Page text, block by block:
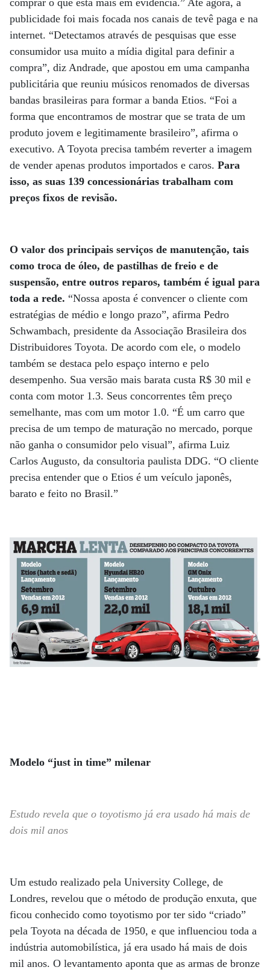
publicidade foi mais focada nos canais de tevê paga e na
internet. “Detectamos através de pesquisas que esse
consumidor usa muito a mídia digital para definir a
compra”, diz Andrade, que apostou em uma campanha
publicitária que reuniu músicos renomados de diversas
bandas brasileiras para formar a banda Etios. “Foi a
forma que encontramos de mostrar que se trata de um
produto jovem e legitimamente brasileiro”, afirma o
executivo. A Toyota precisa também reverter a imagem
de vender apenas produtos importados e caros. Para
isso, as suas 139 concessionárias trabalham com
preços fixos de revisão.
O valor dos principais serviços de manutenção, tais
como troca de óleo, de pastilhas de freio e de
suspensão, entre outros reparos, também é igual para
toda a rede. “Nossa aposta é convencer o cliente com
estratégias de médio e longo prazo”, afirma Pedro
Schwambach, presidente da Associação Brasileira dos
Distribuidores Toyota. De acordo com ele, o modelo
também se destaca pelo espaço interno e pelo
desempenho. Sua versão mais barata custa R$ 30 mil e
conta com motor 1.3. Seus concorrentes têm preço
semelhante, mas com um motor 1.0. “É um carro que
precisa de um tempo de maturação no mercado, porque
não ganha o consumidor pelo visual”, afirma Luiz
Carlos Augusto, da consultoria paulista DDG. “O cliente
precisa entender que o Etios é um veículo japonês,
barato e feito no Brasil.”
Modelo “just in time” milenar
Estudo revela que o toyotismo já era usado há mais de
dois mil anos
Um estudo realizado pela University College, de
Londres, revelou que o método de produção enxuta, que
ficou conhecido como toyotismo por ter sido “criado”
pela Toyota na década de 1950, e que influenciou toda a
indústria automobilística, já era usado há mais de dois
mil anos. O levantamento aponta que as armas de bronze